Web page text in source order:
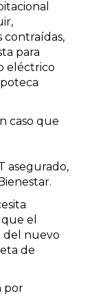
contraídas,
para
eléctrico
caso que
asegurado,
el
del nuevo
de
por